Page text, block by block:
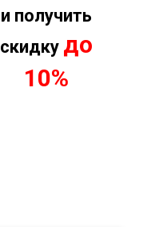
и получить
скидку до
10%